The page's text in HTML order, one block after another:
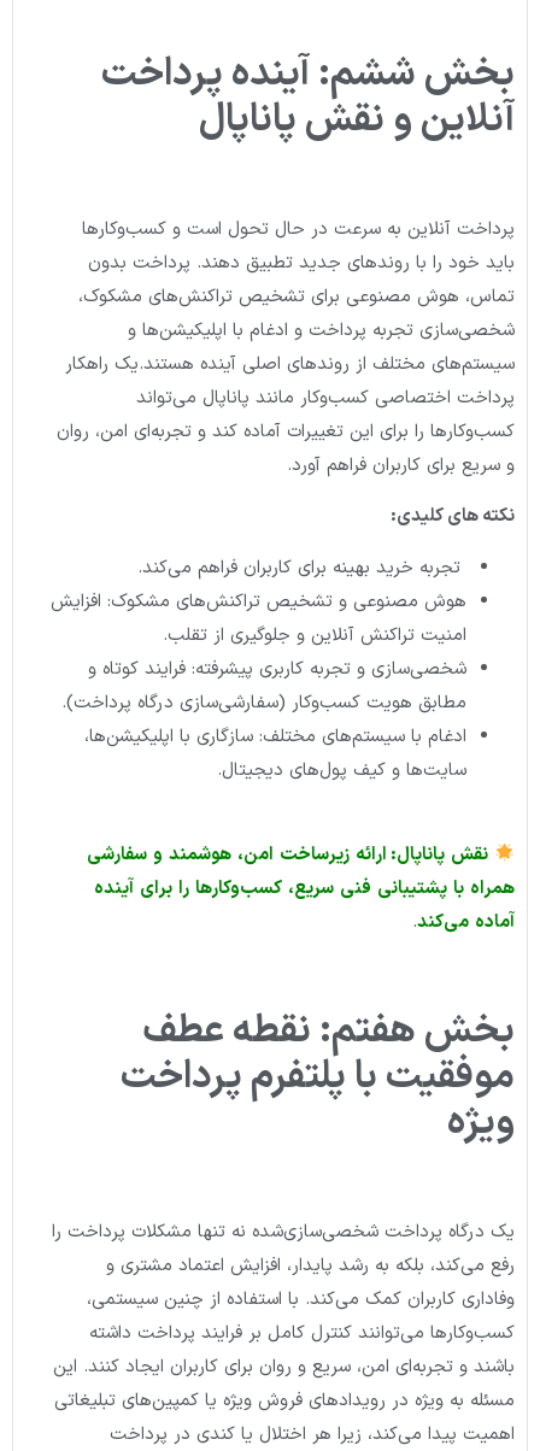
بخش ششم: آینده پرداخت
آنلاین و نقش پاناپال
پرداخت آنلاین به سرعت در حال تحول است و کسب‌وکارها
باید خود را با روندهای جدید تطبیق دهند. پرداخت بدون
تماس، هوش مصنوعی برای تشخیص تراکنش‌های مشکوک،
شخصی‌سازی تجربه پرداخت و ادغام با اپلیکیشن‌ها و
سیستم‌های مختلف از روندهای اصلی آینده هستند.یک راهکار
پرداخت اختصاصی کسب‌وکار مانند پاناپال می‌تواند
کسب‌وکارها را برای این تغییرات آماده کند و تجربه‌ای امن، روان
و سریع برای کاربران فراهم آورد.
نکته های کلیدی:
تجربه خرید بهینه برای کاربران فراهم می‌کند.
هوش مصنوعی و تشخیص تراکنش‌های مشکوک: افزایش
امنیت تراکنش آنلاین و جلوگیری از تقلب.
شخصی‌سازی و تجربه کاربری پیشرفته: فرایند کوتاه و
مطابق هویت کسب‌وکار (سفارشی‌سازی درگاه پرداخت).
ادغام با سیستم‌های مختلف: سازگاری با اپلیکیشن‌ها،
سایت‌ها و کیف پول‌های دیجیتال.
نقش پاناپال: ارائه زیرساخت امن، هوشمند و سفارشی
همراه با پشتیبانی فنی سریع، کسب‌وکارها را برای آینده
آماده می‌کند.
بخش هفتم: نقطه عطف
موفقیت با پلتفرم پرداخت
ویژه
یک درگاه پرداخت شخصی‌سازی‌شده نه تنها مشکلات پرداخت را
رفع می‌کند، بلکه به رشد پایدار، افزایش اعتماد مشتری و
وفاداری کاربران کمک می‌کند. با استفاده از چنین سیستمی،
کسب‌وکارها می‌توانند کنترل کامل بر فرایند پرداخت داشته
باشند و تجربه‌ای امن، سریع و روان برای کاربران ایجاد کنند. این
مسئله به ویژه در رویدادهای فروش ویژه یا کمپین‌های تبلیغاتی
اهمیت پیدا می‌کند، زیرا هر اختلال یا کندی در پرداخت